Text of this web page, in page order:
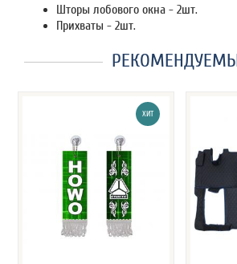
Шторы лобового окна - 2шт.
Прихваты - 2шт.
ХИТ